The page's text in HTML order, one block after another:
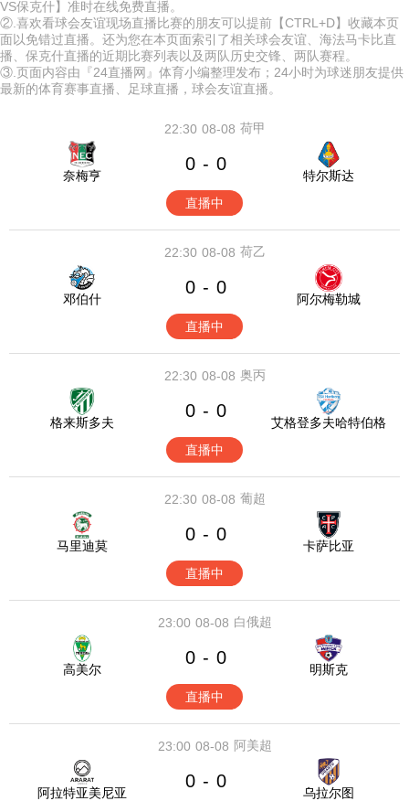
VS保克什】准时在线免费直播。
②.喜欢看球会友谊现场直播比赛的朋友可以提前【CTRL+D】收藏本页
面以免错过直播。还为您在本页面索引了相关球会友谊、海法马卡比直
播、保克什直播的近期比赛列表以及两队历史交锋、两队赛程。
③.页面内容由『24直播网』体育小编整理发布；24小时为球迷朋友提供
最新的体育赛事直播、足球直播，球会友谊直播。
08-08
22:30 荷甲
奈梅亨
0 - 0
特尔斯达
直播中
08-08
22:30 荷乙
邓伯什
0 - 0
阿尔梅勒城
直播中
08-08
22:30 奥丙
格来斯多夫
0 - 0
艾格登多夫哈特伯格
直播中
08-08
22:30 葡超
马里迪莫
0 - 0
卡萨比亚
直播中
08-08
23:00 白俄超
高美尔
0 - 0
明斯克
直播中
08-08
23:00 阿美超
阿拉特亚美尼亚
0 - 0
乌拉尔图